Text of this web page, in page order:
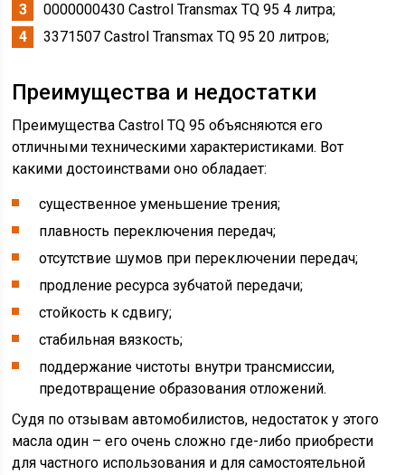
0000000430 Castrol Transmax TQ 95 4 литра;
3371507 Castrol Transmax TQ 95 20 литров;
Преимущества и недостатки
Преимущества Castrol TQ 95 объясняются его
отличными техническими характеристиками. Вот
какими достоинствами оно обладает:
существенное уменьшение трения;
плавность переключения передач;
отсутствие шумов при переключении передач;
продление ресурса зубчатой передачи;
стойкость к сдвигу;
стабильная вязкость;
поддержание чистоты внутри трансмиссии,
предотвращение образования отложений.
Судя по отзывам автомобилистов, недостаток у этого
масла один – его очень сложно где-либо приобрести
для частного использования и для самостоятельной